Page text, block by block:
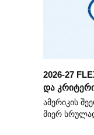
2026-27
და
ამერიკის
მიერ